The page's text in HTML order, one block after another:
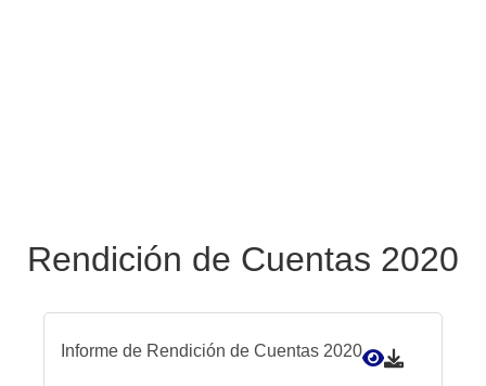
Rendición de Cuentas 2020
Informe de Rendición de Cuentas 2020